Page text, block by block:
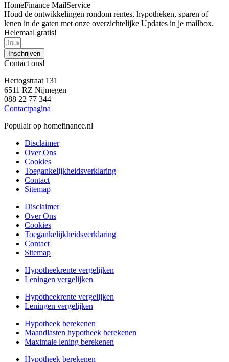
HomeFinance MailService
Houd de ontwikkelingen rondom rentes, hypotheken, sparen of
lenen in de gaten met onze overzichtelijke Updates in je mailbox.
Helemaal gratis!
Inschrijven
Contact ons!
Hertogstraat 131
6511 RZ Nijmegen
088 22 77 344
Contactpagina
Populair op homefinance.nl
Disclaimer
Over Ons
Cookies
Toegankelijkheidsverklaring
Contact
Sitemap
Disclaimer
Over Ons
Cookies
Toegankelijkheidsverklaring
Contact
Sitemap
Hypotheekrente vergelijken
Leningen vergelijken
Hypotheekrente vergelijken
Leningen vergelijken
Hypotheek berekenen
Maandlasten hypotheek berekenen
Maximale lening berekenen
Hypotheek berekenen